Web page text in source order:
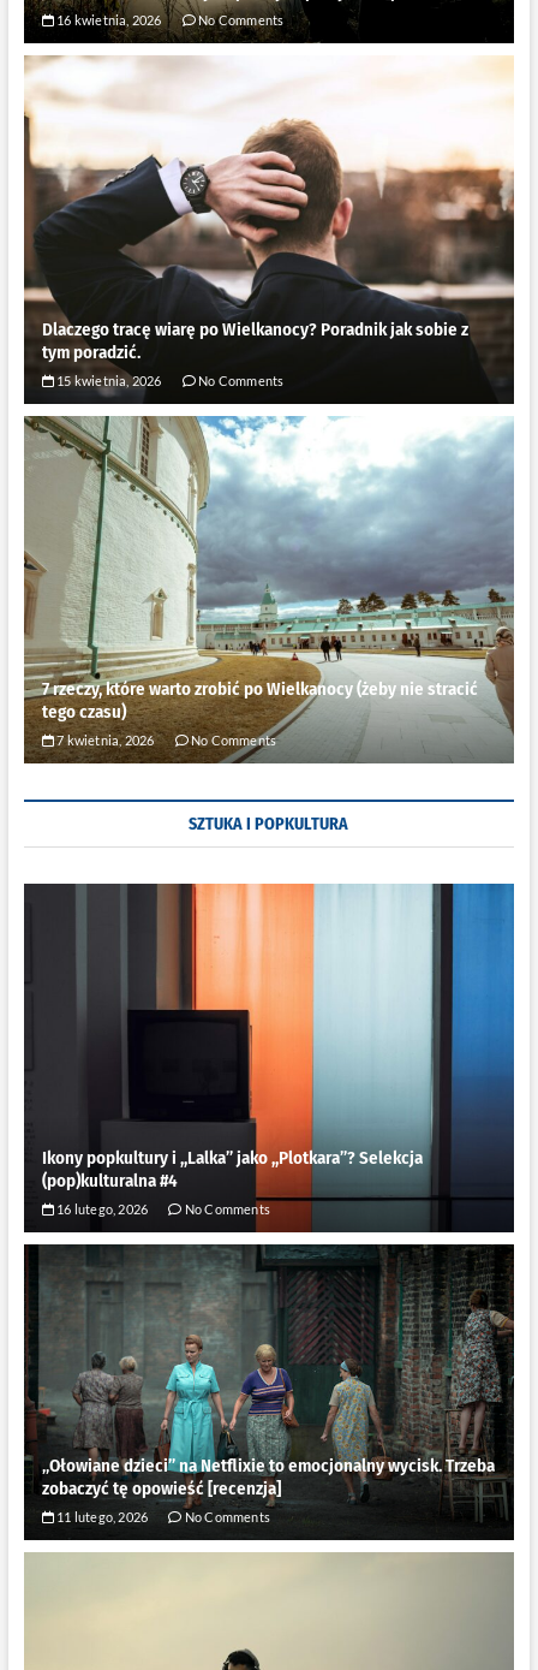
16 kwietnia, 2026 No Comments
Dlaczego tracę wiarę po Wielkanocy? Poradnik jak sobie z
tym poradzić.
15 kwietnia, 2026 No Comments
7 rzeczy, które warto zrobić po Wielkanocy (żeby nie stracić
tego czasu)
7 kwietnia, 2026 No Comments
SZTUKA I POPKULTURA
Ikony popkultury i ,,Lalka” jako ,,Plotkara”? Selekcja
(pop)kulturalna #4
16 lutego, 2026 No Comments
„Ołowiane dzieci” na Netflixie to emocjonalny wycisk. Trzeba
zobaczyć tę opowieść [recenzja]
11 lutego, 2026 No Comments